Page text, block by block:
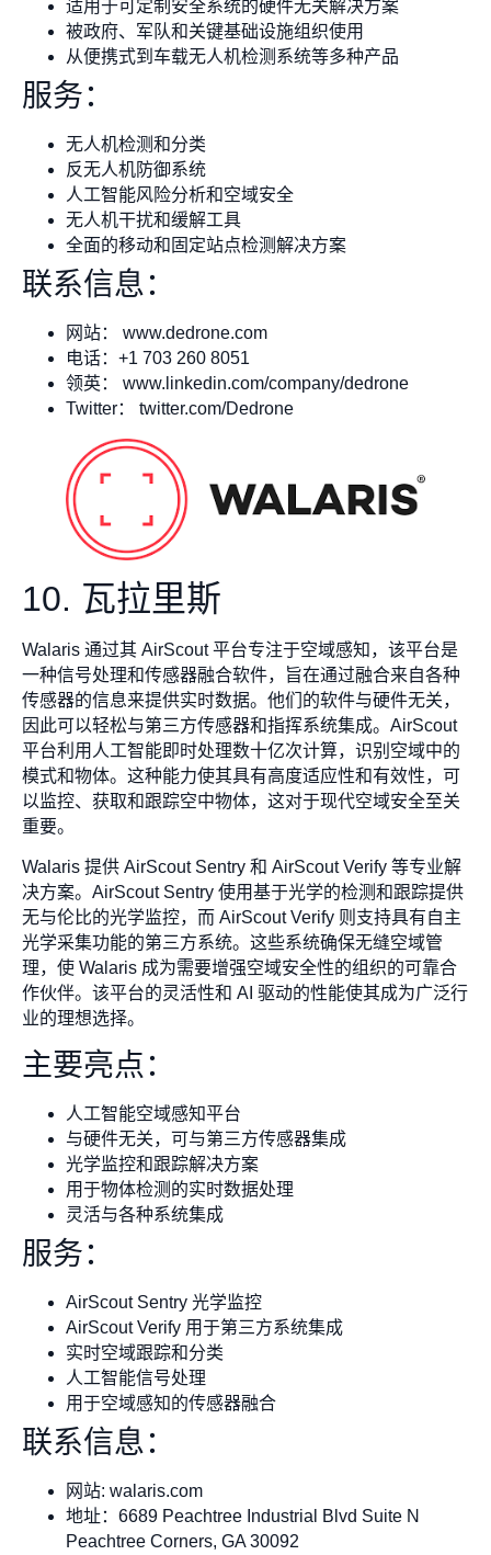
适用于可定制安全系统的硬件无关解决方案
被政府、军队和关键基础设施组织使用
从便携式到车载无人机检测系统等多种产品
服务：
无人机检测和分类
反无人机防御系统
人工智能风险分析和空域安全
无人机干扰和缓解工具
全面的移动和固定站点检测解决方案
联系信息：
网站： www.dedrone.com
电话：+1 703 260 8051
领英： www.linkedin.com/company/dedrone
Twitter： twitter.com/Dedrone
10. 瓦拉里斯
Walaris 通过其 AirScout 平台专注于空域感知，该平台是
一种信号处理和传感器融合软件，旨在通过融合来自各种
传感器的信息来提供实时数据。他们的软件与硬件无关，
因此可以轻松与第三方传感器和指挥系统集成。AirScout
平台利用人工智能即时处理数十亿次计算，识别空域中的
模式和物体。这种能力使其具有高度适应性和有效性，可
以监控、获取和跟踪空中物体，这对于现代空域安全至关
重要。
Walaris 提供 AirScout Sentry 和 AirScout Verify 等专业解
决方案。AirScout Sentry 使用基于光学的检测和跟踪提供
无与伦比的光学监控，而 AirScout Verify 则支持具有自主
光学采集功能的第三方系统。这些系统确保无缝空域管
理，使 Walaris 成为需要增强空域安全性的组织的可靠合
作伙伴。该平台的灵活性和 AI 驱动的性能使其成为广泛行
业的理想选择。
主要亮点：
人工智能空域感知平台
与硬件无关，可与第三方传感器集成
光学监控和跟踪解决方案
用于物体检测的实时数据处理
灵活与各种系统集成
服务：
AirScout Sentry 光学监控
AirScout Verify 用于第三方系统集成
实时空域跟踪和分类
人工智能信号处理
用于空域感知的传感器融合
联系信息：
网站: walaris.com
地址：6689 Peachtree Industrial Blvd Suite N
Peachtree Corners, GA 30092